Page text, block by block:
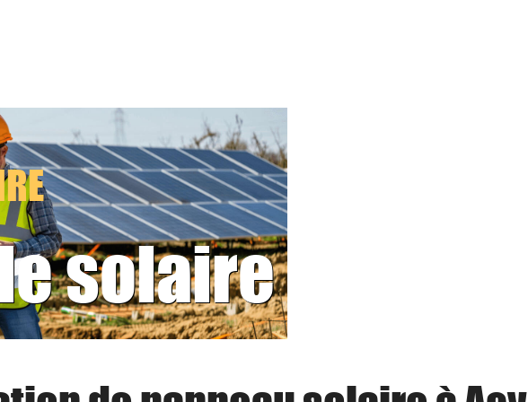
solaire